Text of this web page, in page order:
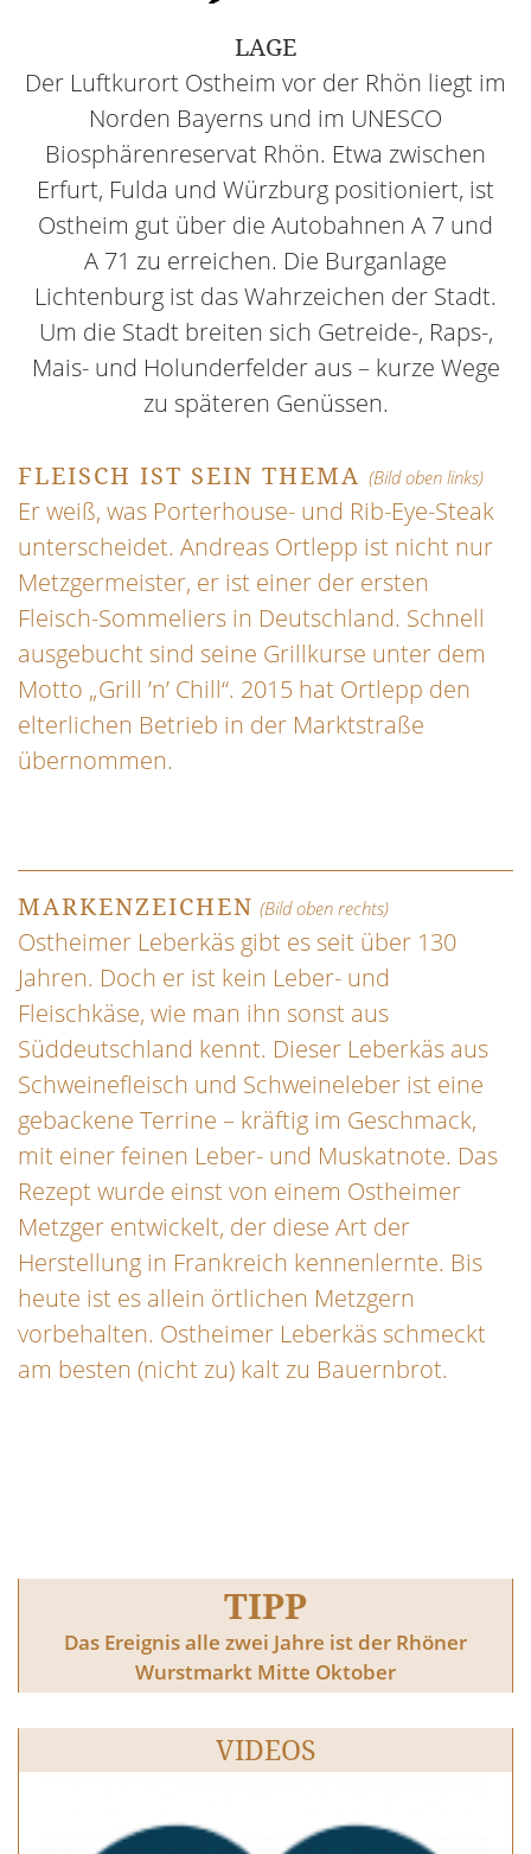
LAGE
Der Luftkurort Ostheim vor der Rhön liegt im
Norden Bayerns und im UNESCO
Biosphärenreservat Rhön. Etwa zwischen
Erfurt, Fulda und Würzburg positioniert, ist
Ostheim gut über die Autobahnen A 7 und
A 71 zu erreichen. Die Burganlage
Lichtenburg ist das Wahrzeichen der Stadt.
Um die Stadt breiten sich Getreide-, Raps-,
Mais- und Holunderfelder aus – kurze Wege
zu späteren Genüssen.
FLEISCH IST SEIN THEMA (Bild oben links)
Er weiß, was Porterhouse- und Rib-Eye-Steak
unterscheidet. Andreas Ortlepp ist nicht nur
Metzgermeister, er ist einer der ersten
Fleisch-Sommeliers in Deutschland. Schnell
ausgebucht sind seine Grillkurse unter dem
Motto „Grill ’n’ Chill“. 2015 hat Ortlepp den
elterlichen Betrieb in der Marktstraße
übernommen.
MARKENZEICHEN (Bild oben rechts)
Ostheimer Leberkäs gibt es seit über 130
Jahren. Doch er ist kein Leber- und
Fleischkäse, wie man ihn sonst aus
Süddeutschland kennt. Dieser Leberkäs aus
Schweinefleisch und Schweineleber ist eine
gebackene Terrine – kräftig im Geschmack,
mit einer feinen Leber- und Muskatnote. Das
Rezept wurde einst von einem Ostheimer
Metzger entwickelt, der diese Art der
Herstellung in Frankreich kennenlernte. Bis
heute ist es allein örtlichen Metzgern
vorbehalten. Ostheimer Leberkäs schmeckt
am besten (nicht zu) kalt zu Bauernbrot.
TIPP
Das Ereignis alle zwei Jahre ist der Rhöner
Wurstmarkt Mitte Oktober
VIDEOS